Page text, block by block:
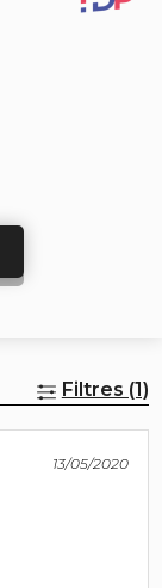
Filtres (1)
13/05/2020